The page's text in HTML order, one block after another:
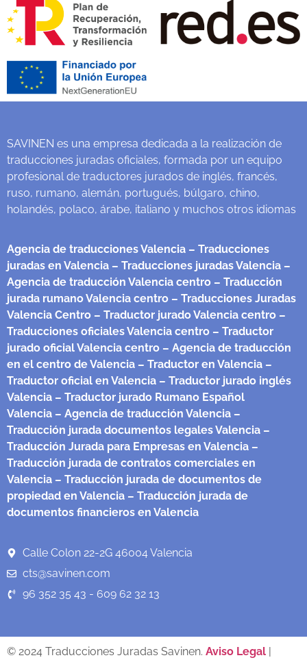
SAVINEN es una empresa dedicada a la realización de
traducciones juradas oficiales, formada por un equipo
profesional de traductores jurados de inglés, francés,
ruso, rumano, alemán, portugués, búlgaro, chino,
holandés, polaco, árabe, italiano y muchos otros idiomas
Agencia de traducciones Valencia – Traducciones
juradas en Valencia – Traducciones juradas Valencia –
Agencia de traducción Valencia centro – Traducción
jurada rumano Valencia centro – Traducciones Juradas
Valencia Centro – Traductor jurado Valencia centro –
Traducciones oficiales Valencia centro – Traductor
jurado oficial Valencia centro – Agencia de traducción
en el centro de Valencia – Traductor en Valencia –
Traductor oficial en Valencia – Traductor jurado inglés
Valencia – Traductor jurado Rumano Español
Valencia – Agencia de traducción Valencia –
Traducción jurada documentos legales Valencia –
Traducción Jurada para Empresas en Valencia –
Traducción jurada de contratos comerciales en
Valencia – Traducción jurada de documentos de
propiedad en Valencia – Traducción jurada de
documentos financieros en Valencia
Calle Colon 22-2G 46004 Valencia
cts@savinen.com
96 352 35 43 - 609 62 32 13
© 2024 Traducciones Juradas Savinen. Aviso Legal |